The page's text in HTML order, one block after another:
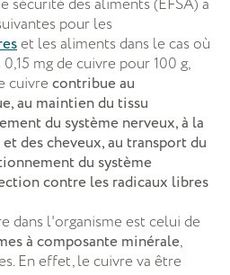
pour les
et les aliments dans le cas où
mg de cuivre pour 100 g,
cuivre contribue au
au maintien du tissu
du système nerveux, à la
des cheveux, au transport du
du système
contre les radicaux libres
dans l'organisme est celui de
à composante minérale,
En effet, le cuivre va être